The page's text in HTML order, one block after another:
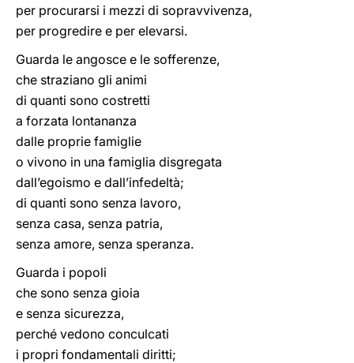
per procurarsi i mezzi di sopravvivenza,
per progredire e per elevarsi.
Guarda le angosce e le sofferenze,
che straziano gli animi
di quanti sono costretti
a forzata lontananza
dalle proprie famiglie
o vivono in una famiglia disgregata
dall’egoismo e dall’infedeltà;
di quanti sono senza lavoro,
senza casa, senza patria,
senza amore, senza speranza.
Guarda i popoli
che sono senza gioia
e senza sicurezza,
perché vedono conculcati
i propri fondamentali diritti;